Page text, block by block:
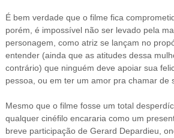
É bem verdade que o filme fica
porém, é impossível não ser levado pela
personagem, como atriz se lançam no
entender (ainda que as atitudes dessa
contrário) que ninguém deve apoiar sua
pessoa, ou em ter um amor pra chamar de
Mesmo que o filme fosse um total
qualquer cinéfilo encararia como um
breve participação de Gerard Depardieu,